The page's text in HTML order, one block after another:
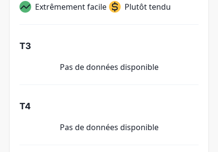
Extrêmement facile Plutôt tendu
T3
Pas de données disponible
T4
Pas de données disponible